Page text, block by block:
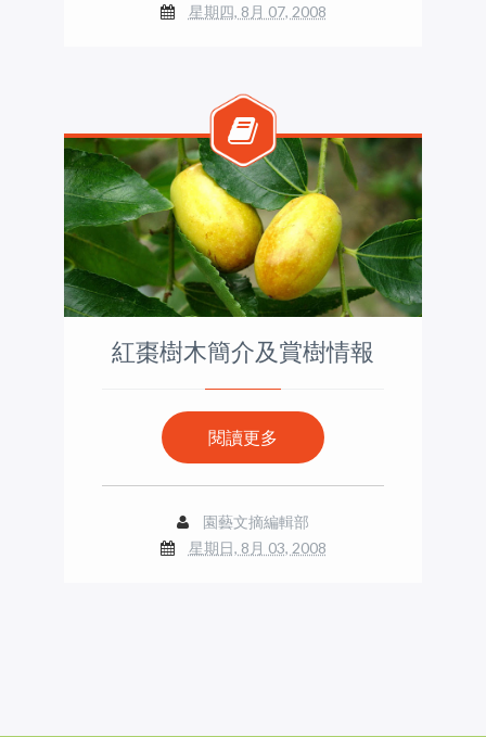
星期四, 8月 07, 2008
紅棗樹木簡介及賞樹情報
閱讀更多
園藝文摘編輯部
星期日, 8月 03, 2008